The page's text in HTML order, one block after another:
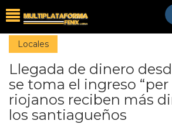
Locales
Llegada de dinero
se toma el ingreso “per
riojanos reciben más
los santiagueños